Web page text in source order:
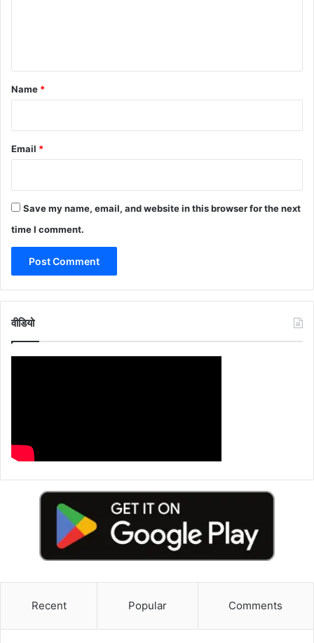
*
Name *
Email *
Save my name, email, and website in this browser for the next
time I comment.
वीडियो
Recent Popular Comments